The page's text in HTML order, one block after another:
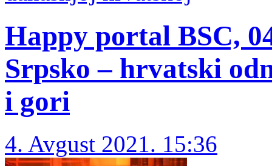
Happy portal BSC,
Srpsko – hrvatski
i gori
4. Avgust 2021. 15:36